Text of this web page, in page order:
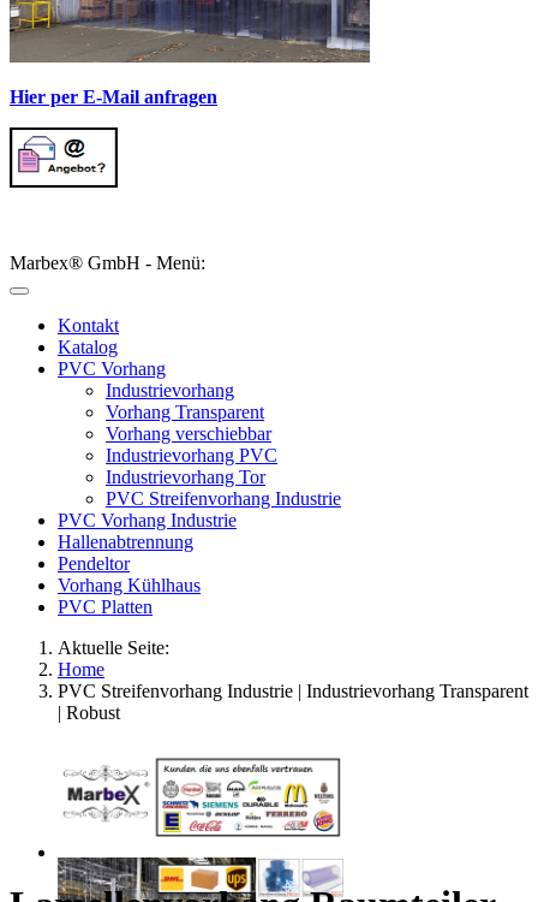
Hier per E-Mail anfragen
Marbex® GmbH - Menü:
Kontakt
Katalog
PVC Vorhang
Industrievorhang
Vorhang Transparent
Vorhang verschiebbar
Industrievorhang PVC
Industrievorhang Tor
PVC Streifenvorhang Industrie
PVC Vorhang Industrie
Hallenabtrennung
Pendeltor
Vorhang Kühlhaus
PVC Platten
Aktuelle Seite:
Home
PVC Streifenvorhang Industrie | Industrievorhang Transparent
| Robust